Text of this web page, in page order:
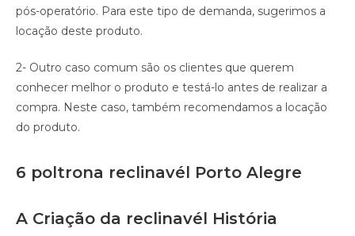
pós-operatório. Para este tipo de demanda, sugerimos a
locação deste produto.
2- Outro caso comum são os clientes que querem
conhecer melhor o produto e testá-lo antes de realizar a
compra. Neste caso, também recomendamos a locação
do produto.
6 poltrona reclinavél Porto Alegre
A Criação da reclinavél História